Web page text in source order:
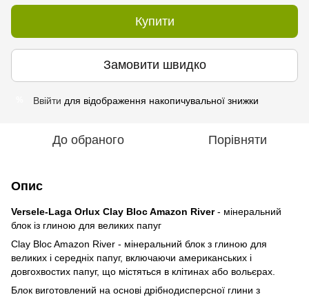
Купити
Замовити швидко
Ввійти для відображення накопичувальної знижки
До обраного Порівняти
Опис
Versele-Laga Orlux Clay Bloc Amazon River- мінеральний
блок із глиною для великих папуг
Clay Bloc Amazon River - мінеральний блок з глиною для
великих і середніх папуг, включаючи американських і
довгохвостих папуг, що містяться в клітинах або вольєрах.
Блок виготовлений на основі дрібнодисперсної глини з